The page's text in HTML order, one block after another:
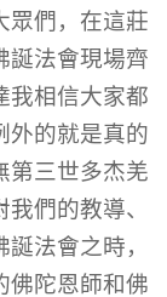
眾們，在這莊
誕法會現場齊
我相信大家都
外的就是真的
第三世多杰羌
們的教導、
法會之時，
佛陀恩師和佛